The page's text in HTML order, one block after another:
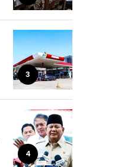
3
4